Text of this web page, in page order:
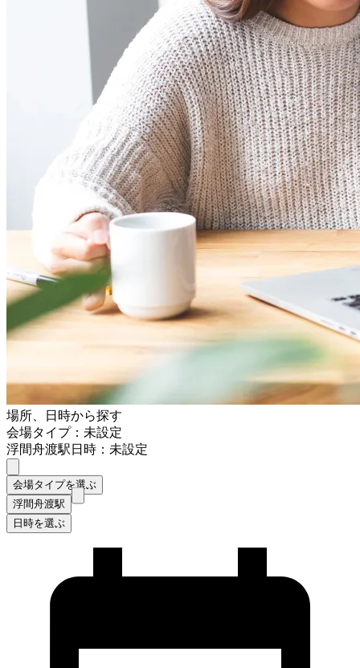
場所、日時から探す
会場タイプ：未設定
浮間舟渡駅日時：未設定
会場タイプを選ぶ
浮間舟渡駅
日時を選ぶ